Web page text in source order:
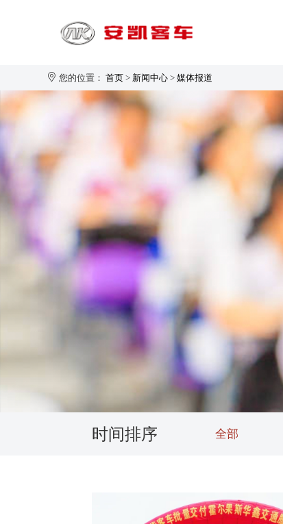
1-20座
21-30座
31-40座
50座以上
活动专题
供应商加盟
领导关怀
您的位置：首页 > 新闻中心 >媒体报道
时间排序 全部